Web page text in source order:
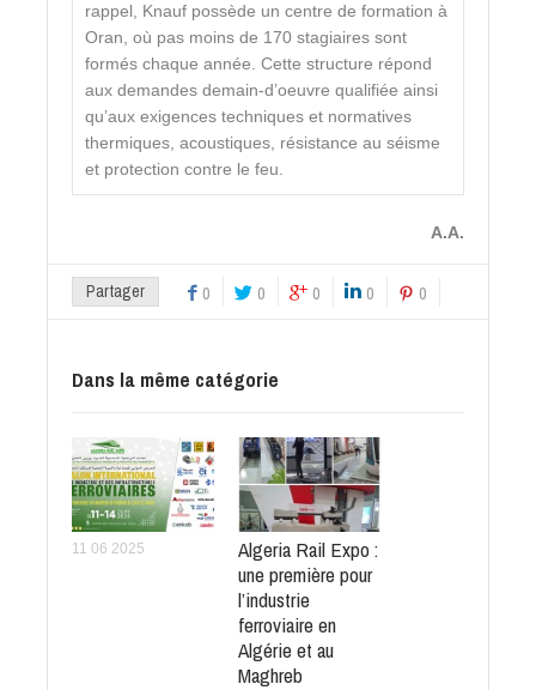
rappel, Knauf possède un centre de formation à
Oran, où pas moins de 170 stagiaires sont
formés chaque année. Cette structure répond
aux demandes demain-d’oeuvre qualifiée ainsi
qu’aux exigences techniques et normatives
thermiques, acoustiques, résistance au séisme
et protection contre le feu.
A.A.
Partager 0 0 0 0 0
Dans la même catégorie
11 06 2025
Algeria Rail Expo :
une première pour
l’industrie
ferroviaire en
Algérie et au
Maghreb